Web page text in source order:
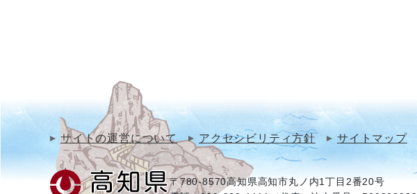
サイトの運営について アクセシビリティ方針 サイトマップ
〒780-8570高知県高知市丸ノ内1丁目2番20号